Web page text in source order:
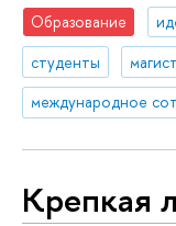
Образование
студенты
международное
Крепкая